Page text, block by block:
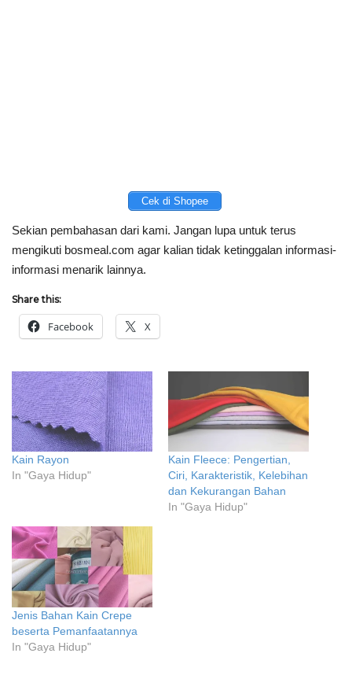
Cek di Shopee
Sekian pembahasan dari kami. Jangan lupa untuk terus
mengikuti bosmeal.com agar kalian tidak ketinggalan informasi-
informasi menarik lainnya.
Share this:
Facebook X
Kain Rayon
In "Gaya Hidup"
Kain Fleece: Pengertian,
Ciri, Karakteristik, Kelebihan
dan Kekurangan Bahan
In "Gaya Hidup"
Jenis Bahan Kain Crepe
beserta Pemanfaatannya
In "Gaya Hidup"